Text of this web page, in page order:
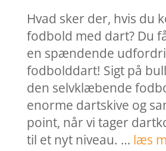
Hvad sker der, hvis du
fodbold med dart? Du
en spændende
fodbolddart! Sigt på
den selvklæbende
enorme dartskive og
point, når vi tager
til et nyt niveau. … læs